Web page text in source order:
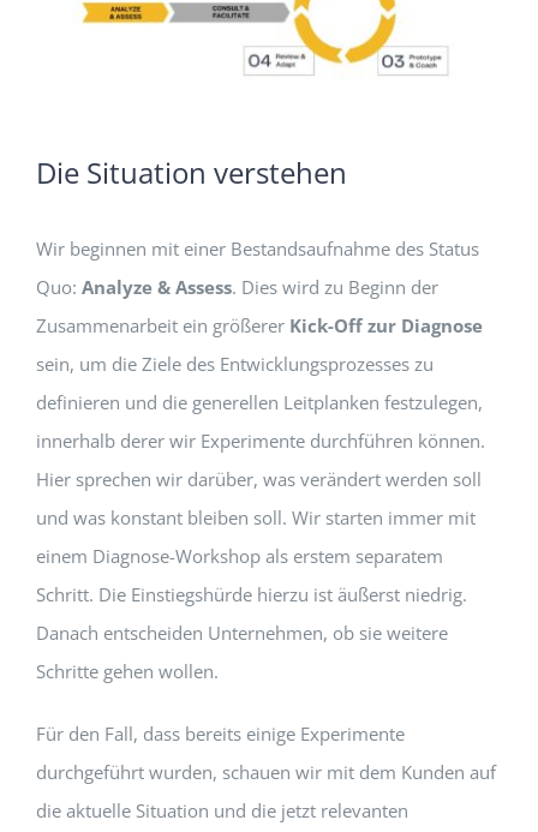
Die Situation verstehen
Wir beginnen mit einer Bestandsaufnahme des Status
Quo: Analyze & Assess. Dies wird zu Beginn der
Zusammenarbeit ein größerer Kick-Off zur Diagnose
sein, um die Ziele des Entwicklungsprozesses zu
definieren und die generellen Leitplanken festzulegen,
innerhalb derer wir Experimente durchführen können.
Hier sprechen wir darüber, was verändert werden soll
und was konstant bleiben soll. Wir starten immer mit
einem Diagnose-Workshop als erstem separatem
Schritt. Die Einstiegshürde hierzu ist äußerst niedrig.
Danach entscheiden Unternehmen, ob sie weitere
Schritte gehen wollen.
Für den Fall, dass bereits einige Experimente
durchgeführt wurden, schauen wir mit dem Kunden auf
die aktuelle Situation und die jetzt relevanten